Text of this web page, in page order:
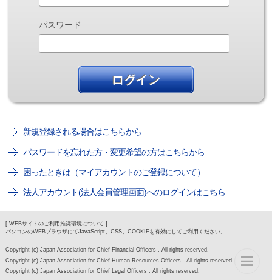
パスワード
新規登録される場合はこちらから
パスワードを忘れた方・変更希望の方はこちらから
困ったときは（マイアカウントのご登録について）
法人アカウント(法人会員管理画面)へのログインはこちら
[ WEBサイトのご利用推奨環境について ]
パソコンのWEBブラウザにてJavaScript、CSS、COOKIEを有効にしてご利用ください。
Copyright (c) Japan Association for Chief Financial Officers . All rights reserved.
Copyright (c) Japan Association for Chief Human Resources Officers . All rights reserved.
Copyright (c) Japan Association for Chief Legal Officers . All rights reserved.